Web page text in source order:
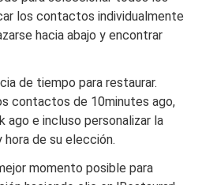
los contactos individualmente
hacia abajo y encontrar
de tiempo para restaurar.
contactos de 10minutes ago,
ago e incluso personalizar la
de su elección.
momento posible para